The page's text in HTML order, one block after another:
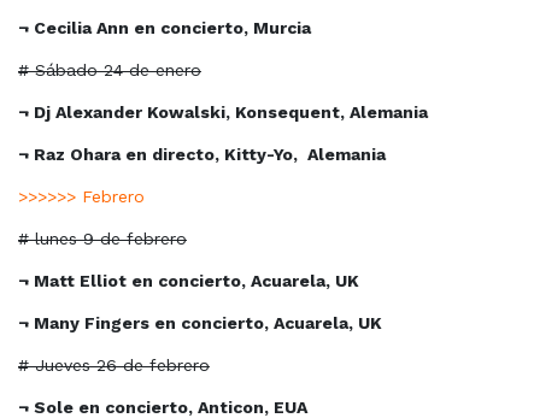
¬ Cecilia Ann en concierto, Murcia
# Sábado 24 de enero
¬ Dj Alexander Kowalski, Konsequent, Alemania
¬ Raz Ohara en directo, Kitty-Yo, Alemania
>>>>>> Febrero
# lunes 9 de febrero
¬ Matt Elliot en concierto, Acuarela, UK
¬ Many Fingers en concierto, Acuarela, UK
# Jueves 26 de febrero
¬ Sole en concierto, Anticon, EUA